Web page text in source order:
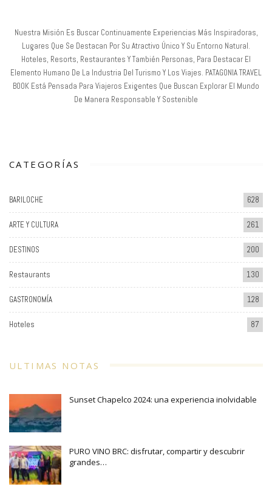
Nuestra Misión Es Buscar Continuamente Experiencias Más Inspiradoras,
Lugares Que Se Destacan Por Su Atractivo Único Y Su Entorno Natural.
Hoteles, Resorts, Restaurantes Y También Personas, Para Destacar El
Elemento Humano De La Industria Del Turismo Y Los Viajes. PATAGONIA TRAVEL
BOOK Está Pensada Para Viajeros Exigentes Que Buscan Explorar El Mundo
De Manera Responsable Y Sostenible
CATEGORÍAS
BARILOCHE 628
ARTE Y CULTURA 261
DESTINOS 200
Restaurants 130
GASTRONOMÍA 128
Hoteles 87
ULTIMAS NOTAS
Sunset Chapelco 2024: una experiencia inolvidable
PURO VINO BRC: disfrutar, compartir y descubrir
grandes…